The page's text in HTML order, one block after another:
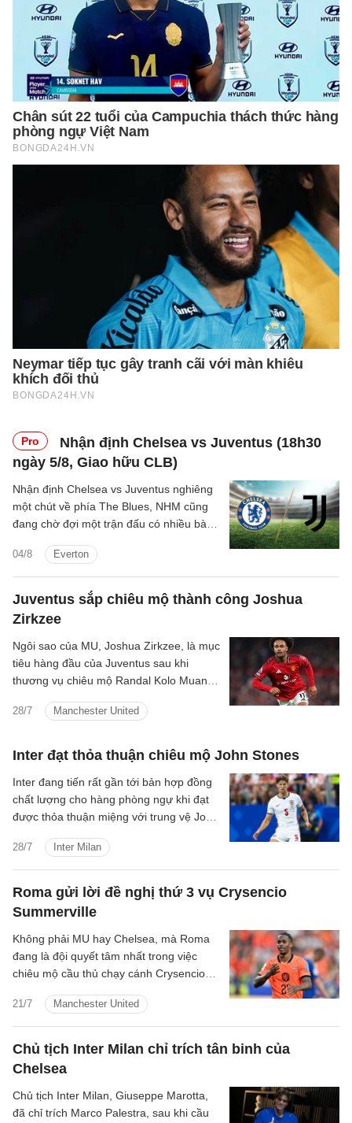
Pro
Nhận định Chelsea vs Juventus (18h30
ngày 5/8, Giao hữu CLB)
04/8 Everton
Nhận định Chelsea vs Juventus nghiêng
một chút về phía The Blues, NHM cũng
đang chờ đợi một trận đấu có nhiều bàn
Juventus sắp chiêu mộ thành công Joshua
Zirkzee
28/7 Manchester United
Ngôi sao của MU, Joshua Zirkzee, là mục
tiêu hàng đầu của Juventus sau khi
thương vụ chiêu mộ Randal Kolo Muani
Inter đạt thỏa thuận chiêu mộ John Stones
28/7 Inter Milan
Inter đang tiến rất gần tới bản hợp đồng
chất lượng cho hàng phòng ngự khi đạt
được thỏa thuận miệng với trung vệ John
Serie A vẫn chưa từ bỏ tham vọng chiêu
mộ Cristian Romero để hoàn thiện đội
hình cho mùa giải mới.
Roma gửi lời đề nghị thứ 3 vụ Crysencio
Summerville
21/7 Manchester United
Không phải MU hay Chelsea, mà Roma
đang là đội quyết tâm nhất trong việc
chiêu mộ cầu thủ chạy cánh Crysencio
Chủ tịch Inter Milan chỉ trích tân binh của
Chelsea
Chủ tịch Inter Milan, Giuseppe Marotta,
đã chỉ trích Marco Palestra, sau khi cầu